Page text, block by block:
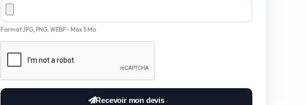
Format JPG, PNG, WEBP - Max 5 Mo
Recevoir mon devis